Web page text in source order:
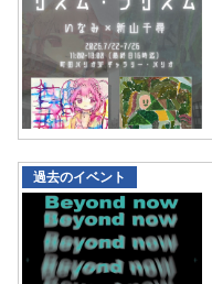
過去のイベント